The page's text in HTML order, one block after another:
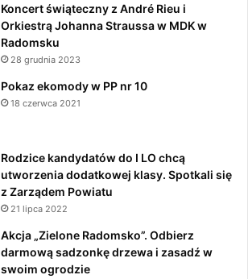
Koncert świąteczny z André Rieu i
Orkiestrą Johanna Straussa w MDK w
Radomsku
28 grudnia 2023
Pokaz ekomody w PP nr 10
18 czerwca 2021
Rodzice kandydatów do I LO chcą
utworzenia dodatkowej klasy. Spotkali się
z Zarządem Powiatu
21 lipca 2022
Akcja „Zielone Radomsko”. Odbierz
darmową sadzonkę drzewa i zasadź w
swoim ogrodzie